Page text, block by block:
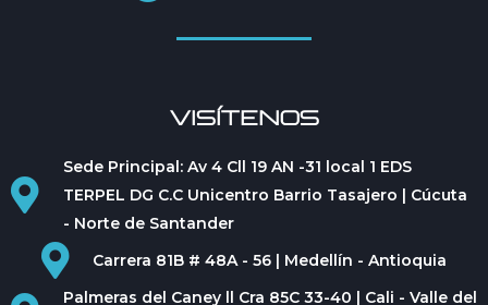
VISÍTENOS
Sede Principal: Av 4 Cll 19 AN -31 local 1 EDS
TERPEL DG C.C Unicentro Barrio Tasajero | Cúcuta
- Norte de Santander
Carrera 81B # 48A - 56 | Medellín - Antioquia
Palmeras del Caney ll Cra 85C 33-40 | Cali - Valle del